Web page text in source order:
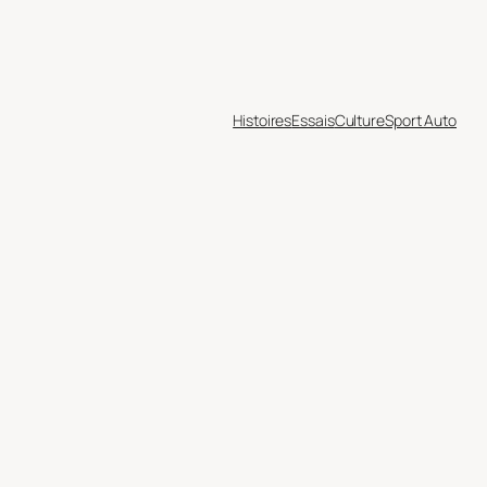
HistoiresEssaisCultureSport Auto